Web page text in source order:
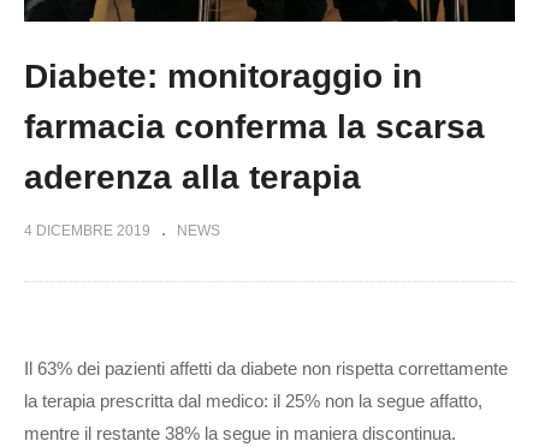
Diabete: monitoraggio in
farmacia conferma la scarsa
aderenza alla terapia
4 DICEMBRE 2019 NEWS
Il 63% dei pazienti affetti da diabete non rispetta correttamente
la terapia prescritta dal medico: il 25% non la segue affatto,
mentre il restante 38% la segue in maniera discontinua.